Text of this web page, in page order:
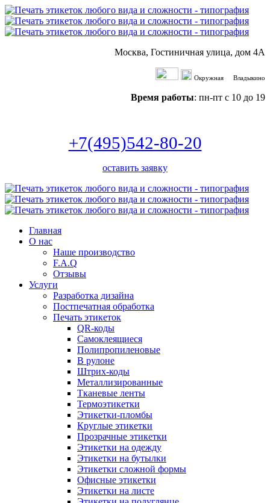
Москва, Гостиничная улица, дом 4А
Окружная Владыкино
Время работы: пн-пт с 10 до 19
+7(495)542-80-20
оставить заявку
Главная
О нас
Наше производство
F.A.Q
Отзывы
Услуги
Разработка дизайна
Постпечатная обработка
Печать этикеток
QR-коды
Самоклеящиеся
Полипропиленовые
В рулоне
Штрих-коды
Металлизированные
Тканевые ленты
Термоэтикетки
Этикетки-пломбы
Круглые этикетки
Прозрачные этикетки
Этикетки на одежду
Этикетки на бутылки
Этикетки сложной формы
Офисные этикетки
Этикетки на листе